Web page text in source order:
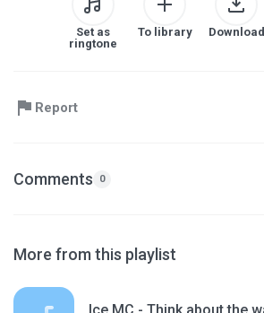
Set as
ringtone
To library Download
Report
Comments 0
More from this playlist